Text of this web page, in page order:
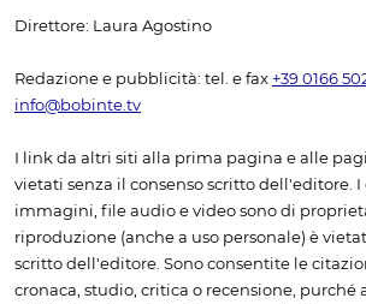
Direttore: Laura Agostino
Redazione e pubblicità: tel. e fax +39 0166
info@bobinte.tv
I link da altri siti alla prima pagina e alle
vietati senza il consenso scritto dell'editore.
immagini, file audio e video sono di
riproduzione (anche a uso personale) è
scritto dell'editore. Sono consentite le
cronaca, studio, critica o recensione, purché